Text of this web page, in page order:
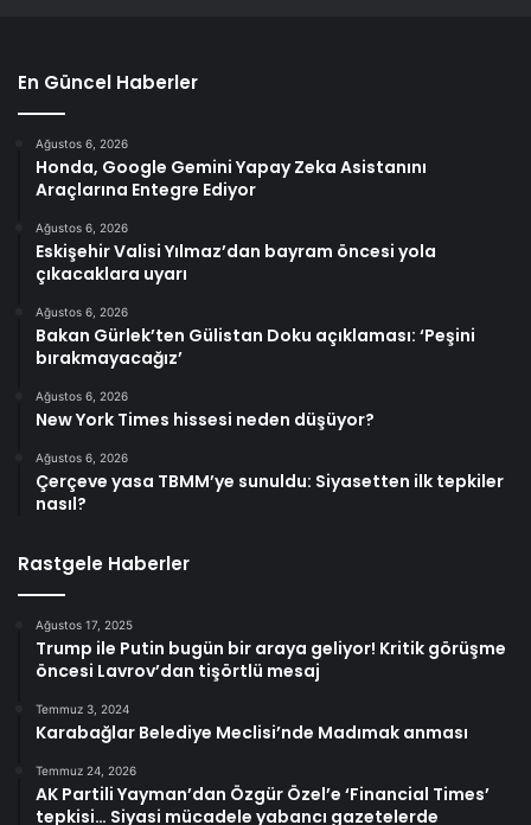
En Güncel Haberler
Ağustos 6, 2026
Honda, Google Gemini Yapay Zeka Asistanını
Araçlarına Entegre Ediyor
Ağustos 6, 2026
Eskişehir Valisi Yılmaz’dan bayram öncesi yola
çıkacaklara uyarı
Ağustos 6, 2026
Bakan Gürlek’ten Gülistan Doku açıklaması: ‘Peşini
bırakmayacağız’
Ağustos 6, 2026
New York Times hissesi neden düşüyor?
Ağustos 6, 2026
Çerçeve yasa TBMM’ye sunuldu: Siyasetten ilk tepkiler
nasıl?
Rastgele Haberler
Ağustos 17, 2025
Trump ile Putin bugün bir araya geliyor! Kritik görüşme
öncesi Lavrov’dan tişörtlü mesaj
Temmuz 3, 2024
Karabağlar Belediye Meclisi’nde Madımak anması
Temmuz 24, 2026
AK Partili Yayman’dan Özgür Özel’e ‘Financial Times’
tepkisi… Siyasi mücadele yabancı gazetelerde